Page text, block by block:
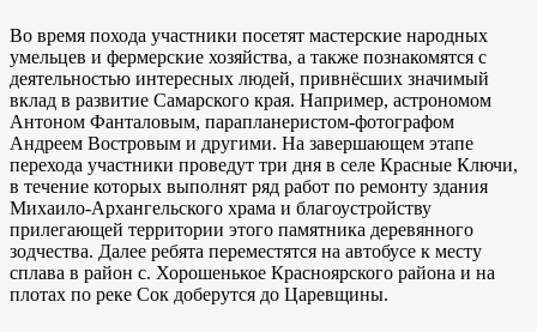
Во время похода участники посетят мастерские народных
умельцев и фермерские хозяйства, а также познакомятся с
деятельностью интересных людей, привнёсших значимый
вклад в развитие Самарского края. Например, астрономом
Антоном Фанталовым, парапланеристом-фотографом
Андреем Востровым и другими. На завершающем этапе
перехода участники проведут три дня в селе Красные Ключи,
в течение которых выполнят ряд работ по ремонту здания
Михаило-Архангельского храма и благоустройству
прилегающей территории этого памятника деревянного
зодчества. Далее ребята переместятся на автобусе к месту
сплава в район с. Хорошенькое Красноярского района и на
плотах по реке Сок доберутся до Царевщины.